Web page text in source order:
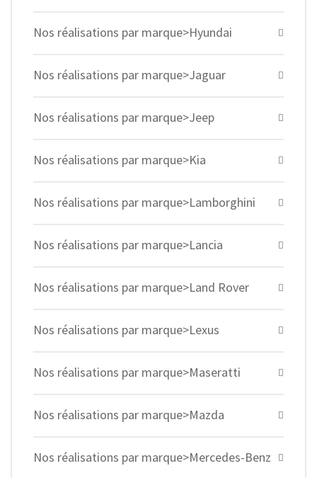
Nos réalisations par marque>Hyundai
Nos réalisations par marque>Jaguar
Nos réalisations par marque>Jeep
Nos réalisations par marque>Kia
Nos réalisations par marque>Lamborghini
Nos réalisations par marque>Lancia
Nos réalisations par marque>Land Rover
Nos réalisations par marque>Lexus
Nos réalisations par marque>Maseratti
Nos réalisations par marque>Mazda
Nos réalisations par marque>Mercedes-Benz